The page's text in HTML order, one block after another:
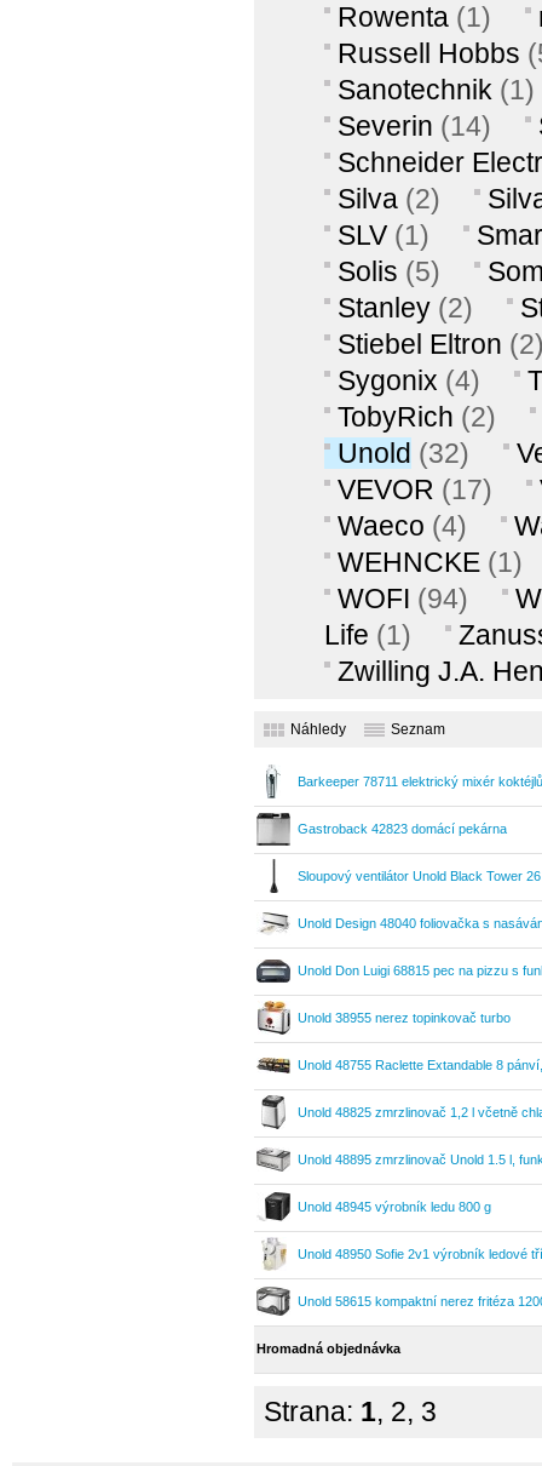
Rowenta (1)
Russell Hobbs
Sanotechnik (1)
Severin (14)
Schneider
Silva (2)
SLV (1)
Solis (5)
Stanley (2)
Stiebel Eltron
Sygonix (4)
TobyRich (2)
Unold (32)
VEVOR (17)
Waeco (4)
WEHNCKE (1)
WOFI (94)
Life (1)
Zwilling J.A.
Náhledy Seznam
Barkeeper 78711 elektrický mixér
Gastroback 42823 domácí pekárna
Sloupový ventilátor Unold Black Tower
Unold Design 48040 foliovačka s
Unold Don Luigi 68815 pec na pizzu s
Unold 38955 nerez topinkovač turbo
Unold 48755 Raclette Extandable 8
Unold 48825 zmrzlinovač 1,2 l včetně
Unold 48895 zmrzlinovač Unold 1.5 l,
Unold 48945 výrobník ledu 800 g
Unold 48950 Sofie 2v1 výrobník ledové
Unold 58615 kompaktní nerez fritéza
Hromadná objednávka
Strana: 1, 2, 3